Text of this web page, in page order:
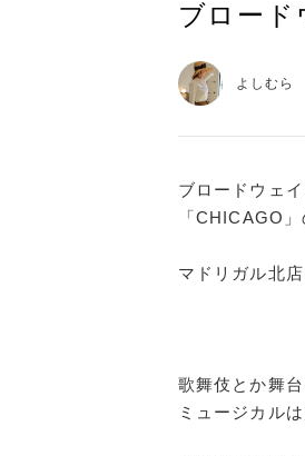
ブロー
よしむら
ブロードウェ
「CHICAGO
マドリガル北
歌舞伎とか舞
ミュージカル